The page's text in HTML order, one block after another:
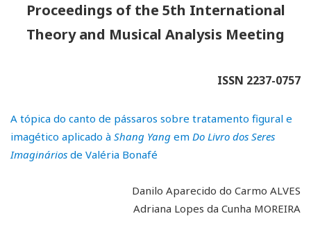
Proceedings of the 5th International
Theory and Musical Analysis Meeting
ISSN 2237-0757
A tópica do canto de pássaros sobre tratamento figural e
imagético aplicado à Shang Yang em Do Livro dos Seres
Imaginários de Valéria Bonafé
Danilo Aparecido do Carmo ALVES
Adriana Lopes da Cunha MOREIRA